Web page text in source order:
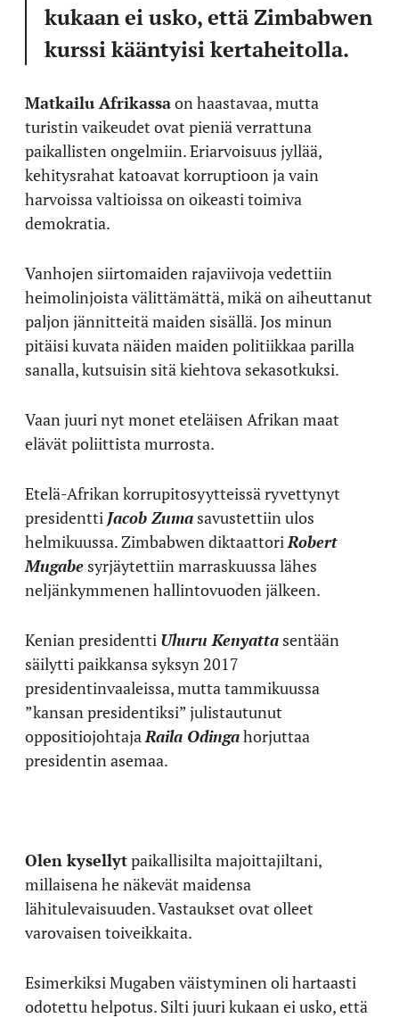
kukaan ei usko, että Zimbabwen
kurssi kääntyisi kertaheitolla.
Matkailu Afrikassaon haastavaa, mutta
turistin vaikeudet ovat pieniä verrattuna
paikallisten ongelmiin. Eriarvoisuus jyllää,
kehitysrahat katoavat korruptioon ja vain
harvoissa valtioissa on oikeasti toimiva
demokratia.
Vanhojen siirtomaiden rajaviivoja vedettiin
heimolinjoista välittämättä, mikä on aiheuttanut
paljon jännitteitä maiden sisällä. Jos minun
pitäisi kuvata näiden maiden politiikkaa parilla
sanalla, kutsuisin sitä kiehtova sekasotkuksi.
Vaan juuri nyt monet eteläisen Afrikan maat
elävät poliittista murrosta.
Etelä-Afrikan korrupitosyytteissä ryvettynyt
presidentti Jacob Zuma savustettiin ulos
helmikuussa. Zimbabwen diktaattori Robert
Mugabe syrjäytettiin marraskuussa lähes
neljänkymmenen hallintovuoden jälkeen.
Kenian presidentti Uhuru Kenyatta sentään
säilytti paikkansa syksyn 2017
presidentinvaaleissa, mutta tammikuussa
”kansan presidentiksi” julistautunut
oppositiojohtaja Raila Odingahorjuttaa
presidentin asemaa.
Olen kysellytpaikallisilta majoittajiltani,
millaisena he näkevät maidensa
lähitulevaisuuden. Vastaukset ovat olleet
varovaisen toiveikkaita.
Esimerkiksi Mugaben väistyminen oli hartaasti
odotettu helpotus. Silti juuri kukaan ei usko, että